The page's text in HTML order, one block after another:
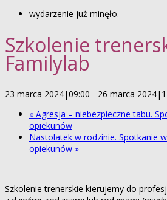
wydarzenie już minęło.
Szkolenie
Familylab
23 marca 2024|09:00 - 26 marca
« Agresja – niebezpieczne tabu.
opiekunów
Nastolatek w rodzinie. Spotkanie
opiekunów »
Szkolenie trenerskie kierujemy do